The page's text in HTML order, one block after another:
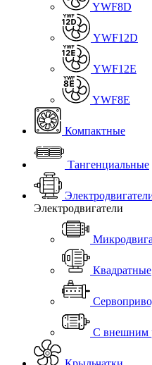
YWF8D
YWF12D
YWF12E
YWF8E
Компактные
Тангенциальные
Электродвигатели
Квадратные
С внешним